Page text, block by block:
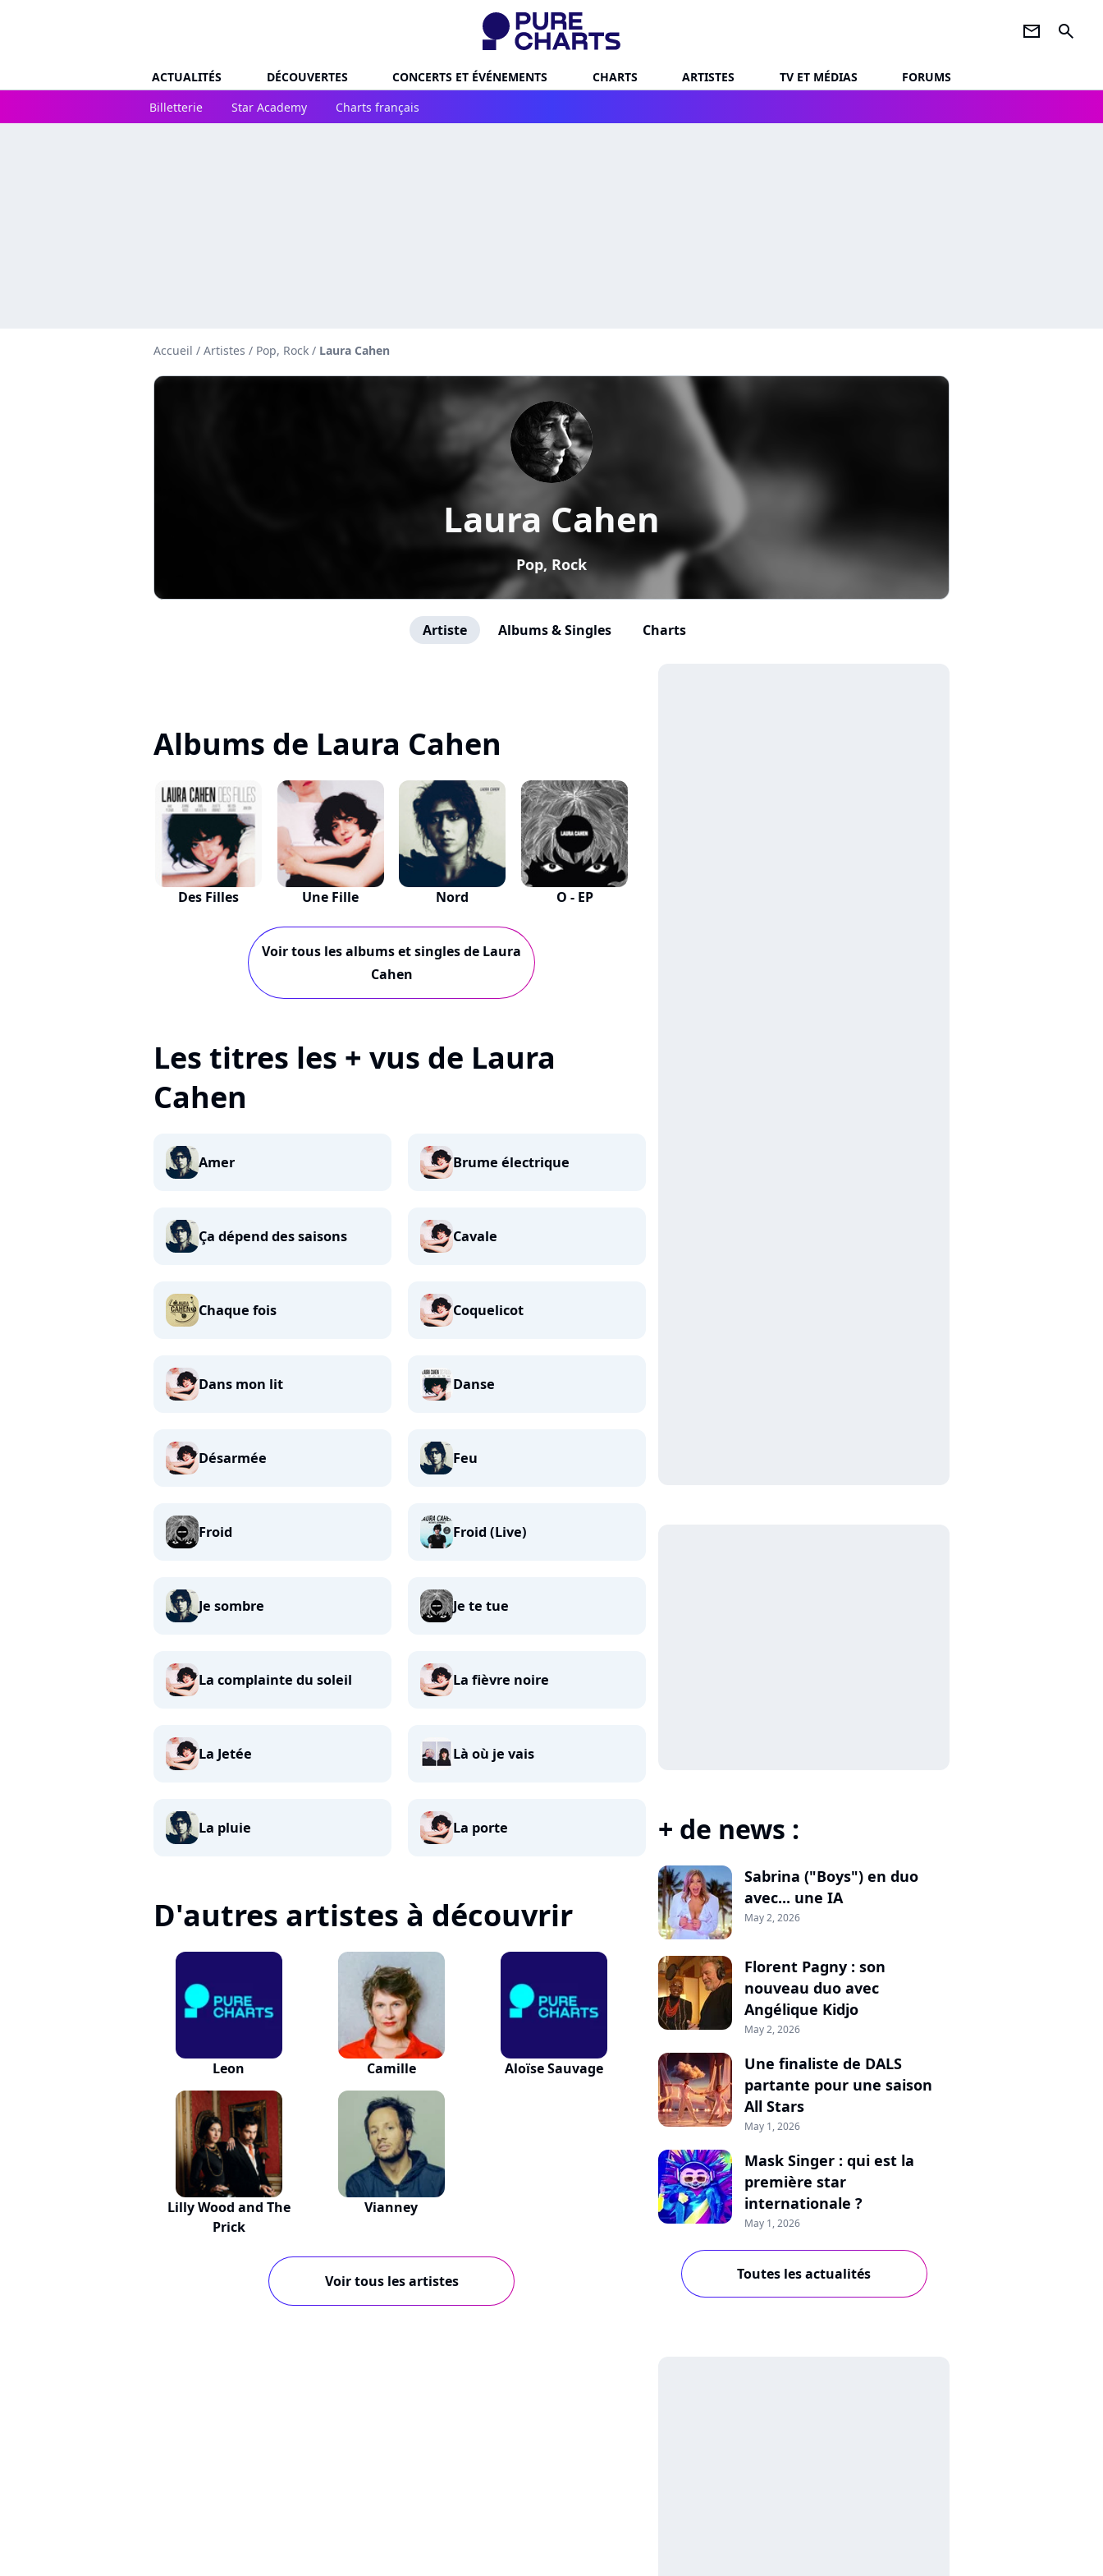
newsletter search
ACTUALITÉS DÉCOUVERTES CONCERTS ET ÉVÉNEMENTS CHARTS ARTISTES TV ET MÉDIAS
FORUMS
Billetterie
Star Academy Charts français
Accueil / Artistes / Pop, Rock / Laura Cahen
Laura Cahen
Pop, Rock
Artiste Albums & Singles Charts
Albums de Laura Cahen
Des Filles Une Fille Nord O - EP
Voir tous les albums et singles de Laura
Cahen
Les titres les + vus de Laura
Cahen
Amer Brume électrique
Ça dépend des saisons Cavale
Chaque fois Coquelicot
Dans mon lit Danse
Désarmée Feu
Froid Froid (Live)
Je sombre Je te tue
La complainte du soleil La fièvre noire
La Jetée Là où je vais
La pluie La porte
D'autres artistes à découvrir
Leon Camille Aloïse Sauvage
Lilly Wood and The
Prick
Vianney
Voir tous les artistes
+ de news :
Sabrina ("Boys") en duo
avec... une IA
May 2, 2026
Florent Pagny : son
nouveau duo avec
Angélique Kidjo
May 2, 2026
Une finaliste de DALS
partante pour une saison
All Stars
May 1, 2026
Mask Singer : qui est la
première star
internationale ?
May 1, 2026
Toutes les actualités